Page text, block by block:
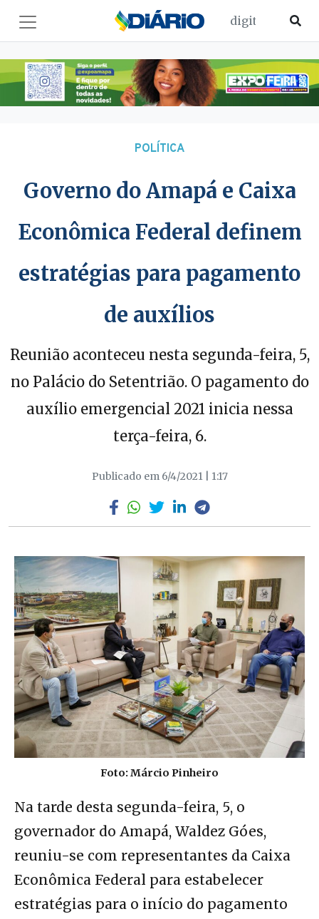
POLÍTICA
Governo do Amapá e Caixa
Econômica Federal definem
estratégias para pagamento
de auxílios
Reunião aconteceu nesta segunda-feira, 5,
no Palácio do Setentrião. O pagamento do
auxílio emergencial 2021 inicia nessa
terça-feira, 6.
Publicado em 6/4/2021 | 1:17
Foto: Márcio Pinheiro
Na tarde desta segunda-feira, 5, o
governador do Amapá, Waldez Góes,
reuniu-se com representantes da Caixa
Econômica Federal para estabelecer
estratégias para o início do pagamento